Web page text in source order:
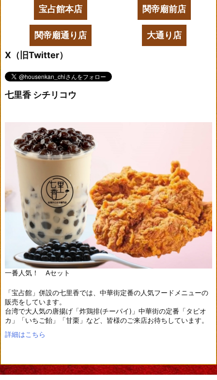
宝占館本店 関帝廟前店
関帝廟通り店
大通り店
X（旧Twitter）
七里香 シチリコウ
一番人気！ Aセット
「宝占館」併設の七里香では、中華街定番の人気フードメニューの
販売をしています。
台湾で大人気の唐揚げ「炸鶏排(チーパイ)」中華街の定番「タピオ
カ」「いちご飴」「甘栗」など、皆様のご来店お待ちしています。
詳細はこちら